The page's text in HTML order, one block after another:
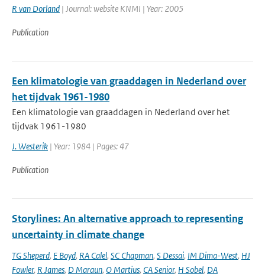
R van Dorland | Journal: website KNMI | Year: 2005
Publication
Een klimatologie van graaddagen in Nederland over
het tijdvak 1961-1980
Een klimatologie van graaddagen in Nederland over het
tijdvak 1961-1980
J. Westerik | Year: 1984 | Pages: 47
Publication
Storylines: An alternative approach to representing
uncertainty in climate change
TG Sheperd, E Boyd, RA Calel, SC Chapman, S Dessai, IM Dima-West, HJ
Fowler, R James, D Maraun, O Martius, CA Senior, H Sobel, DA